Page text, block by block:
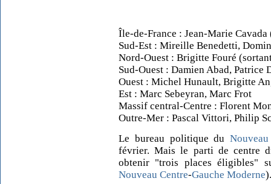
Île-de-France : Jean-Marie
Sud-Est : Mireille Benedetti,
Nord-Ouest : Brigitte Fouré
Sud-Ouest : Damien Abad, Patrice
Ouest : Michel Hunault, Brigitte
Est : Marc Sebeyran, Marc Frot
Massif central-Centre : Florent
Outre-Mer : Pascal Vittori, Philip
Le bureau politique du
février. Mais le parti de centre
obtenir "trois places éligibles"
Nouveau Centre-Gauche Moderne).